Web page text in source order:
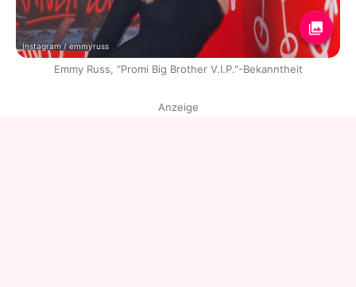
Instagram / emmyruss
Emmy Russ, "Promi Big Brother V.I.P."-Bekanntheit
Anzeige